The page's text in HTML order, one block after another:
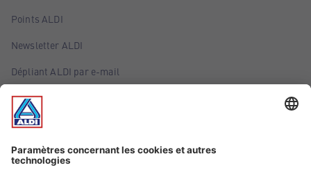
Points ALDI
Newsletter ALDI
Dépliant ALDI par e-mail
Offres
Infos essentielles